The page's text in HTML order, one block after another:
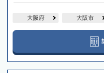
大阪府 大阪市